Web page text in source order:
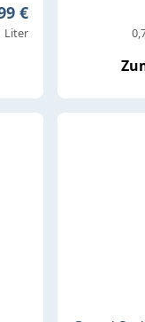
Preis:
€
Liter